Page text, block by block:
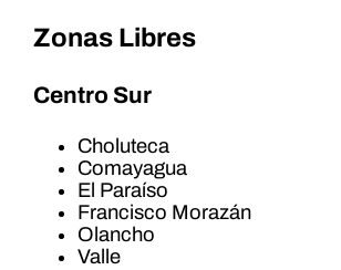
Zonas Libres
Centro Sur
Choluteca
Comayagua
El Paraíso
Francisco Morazán
Olancho
Valle